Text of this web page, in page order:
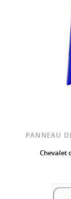
PANNEAU
Chevalet